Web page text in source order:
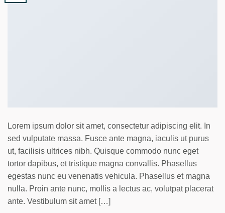
Lorem ipsum dolor sit amet, consectetur adipiscing elit. In
sed vulputate massa. Fusce ante magna, iaculis ut purus
ut, facilisis ultrices nibh. Quisque commodo nunc eget
tortor dapibus, et tristique magna convallis. Phasellus
egestas nunc eu venenatis vehicula. Phasellus et magna
nulla. Proin ante nunc, mollis a lectus ac, volutpat placerat
ante. Vestibulum sit amet […]